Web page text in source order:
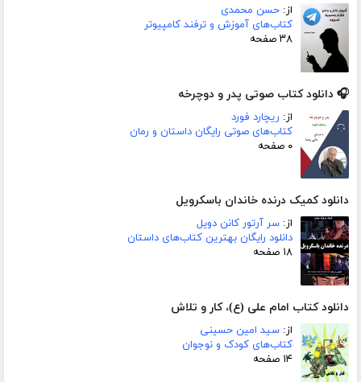
از: حسن محمدی
کتاب‌های آموزش و ترفند کامپیوتر
۳۸ صفحه
🎧 دانلود کتاب صوتی پدر و دوچرخه
از: ریچارد فورد
کتاب‌های صوتی رایگان داستان و رمان
۰ صفحه
دانلود کمیک درنده خاندان باسکرویل
از: سر آرتور کانن دویل
دانلود رایگان بهترین کتاب‌های داستان
۱۸ صفحه
دانلود کتاب امام علی (ع)، کار و تلاش
از: سید امین حسینی
کتاب‌های کودک و نوجوان
۱۴ صفحه